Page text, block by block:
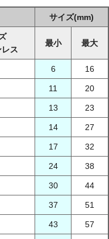
サイズ(mm)
ス
最小 最大
6 16
11 20
13 23
14 27
17 32
24 38
30 44
37 51
43 57